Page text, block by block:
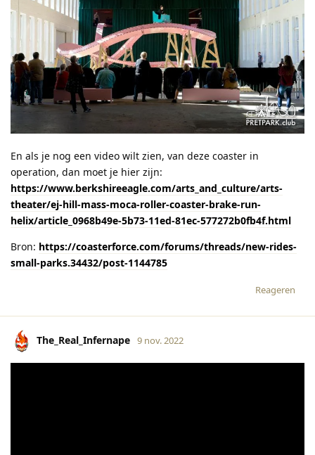
En als je nog een video wilt zien, van deze coaster in
operation, dan moet je hier zijn:
https://www.berkshireeagle.com/arts_and_culture/arts-
theater/ej-hill-mass-moca-roller-coaster-brake-run-
helix/article_0968b49e-5b73-11ed-81ec-577272b0fb4f.html
Bron: https://coasterforce.com/forums/threads/new-rides-
small-parks.34432/post-1144785
Reageren
The_Real_Infernape 9 nov. 2022